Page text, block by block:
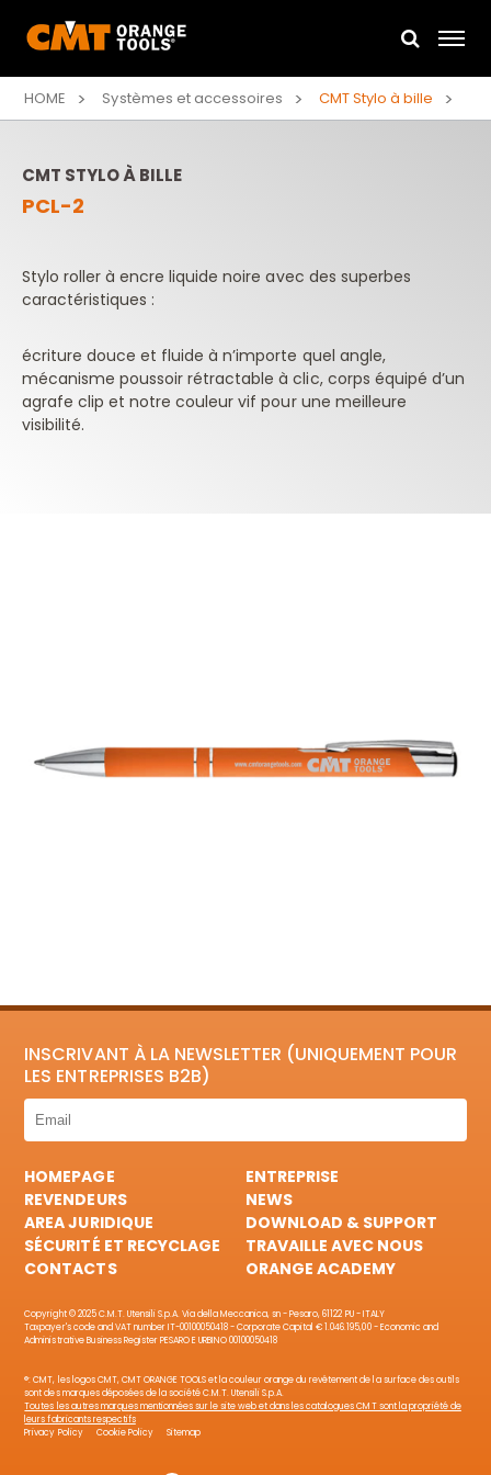
HOME Systèmes et accessoires CMT Stylo à bille
CMT STYLO À BILLE
PCL-2
Stylo roller à encre liquide noire avec des superbes
caractéristiques :
écriture douce et fluide à n’importe quel angle,
mécanisme poussoir rétractable à clic, corps équipé d’un
agrafe clip et notre couleur vif pour une meilleure
visibilité.
INSCRIVANT À LA NEWSLETTER (UNIQUEMENT POUR
LES ENTREPRISES B2B)
HOMEPAGE
ENTREPRISE
REVENDEURS
NEWS
AREA JURIDIQUE
DOWNLOAD & SUPPORT
SÉCURITÉ ET RECYCLAGE
TRAVAILLE AVEC NOUS
CONTACTS
ORANGE ACADEMY
Copyright © 2025 C.M.T. Utensili S.p.A. Via della Meccanica, sn - Pesaro, 61122 PU - ITALY
Taxpayer's code and VAT number IT-00100050418 - Corporate Capital € 1.046.195,00 - Economic and
Administrative Business Register PESARO E URBINO 00100050418
®: CMT, les logos CMT, CMT ORANGE TOOLS et la couleur orange du revêtement de la surface des outils
sont des marques déposées de la société C.M.T. Utensili S.p.A.
Toutes les autres marques mentionnées sur le site web et dans les catalogues CMT sont la propriété de
leurs fabricants respectifs
Privacy Policy
Cookie Policy Sitemap